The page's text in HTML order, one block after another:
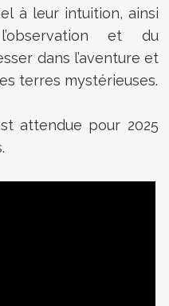
à leur intuition, ainsi
et du
dans l’aventure et
terres mystérieuses.
attendue pour 2025